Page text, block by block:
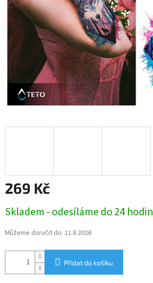
269 Kč
cena:
Skladem - odesíláme do 24 hodin
Můžeme doručit do: 11.8.2026
Přidat do košíku